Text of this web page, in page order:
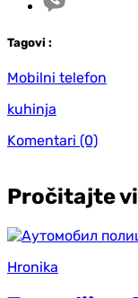
Tagovi :
Mobilni telefon
kuhinja
Komentari (0)
Pročitajte
Hronika